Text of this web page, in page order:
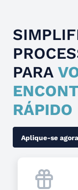
PARA
RÁPIDO
Aplique-se agora